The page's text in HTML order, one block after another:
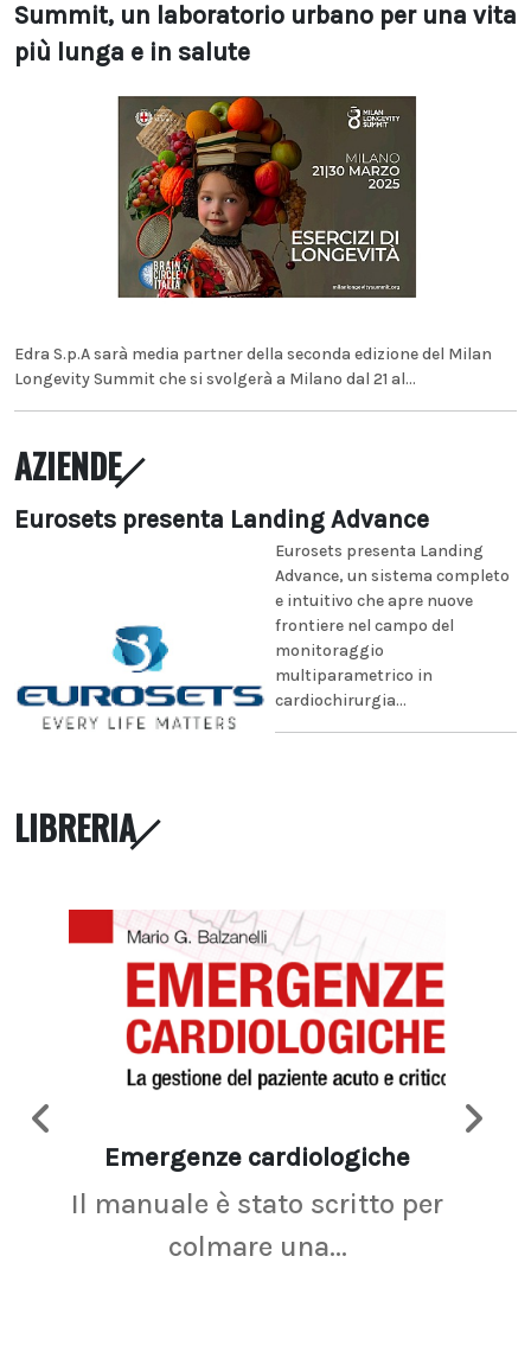
Summit, un laboratorio urbano per una vita
più lunga e in salute
Edra S.p.A sarà media partner della seconda edizione del Milan
Longevity Summit che si svolgerà a Milano dal 21 al...
AZIENDE
Eurosets presenta Landing Advance
Eurosets presenta Landing
Advance, un sistema completo
e intuitivo che apre nuove
frontiere nel campo del
monitoraggio
multiparametrico in
cardiochirurgia...
LIBRERIA
Emergenze cardiologiche
Il manuale è stato scritto per
colmare una...